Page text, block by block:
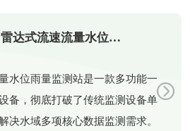
精准研判水情雨情，雷达式流速流量水位雨量监测站助力科学防汛
水位雨量监测站是一款多功能一
备，彻底打破了传统监测设备单
决水域多项核心数据监测需求。